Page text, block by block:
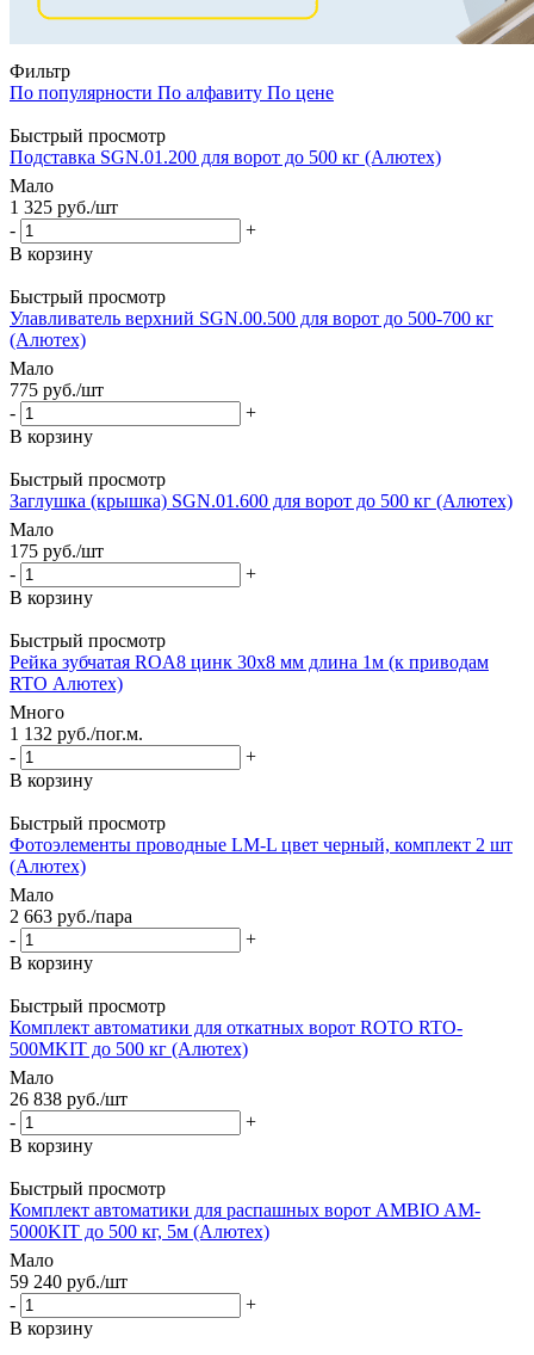
Фильтр
По популярности По алфавиту По цене
Быстрый просмотр
Подставка SGN.01.200 для ворот до 500 кг (Алютех)
Мало
1 325 руб./шт
-
+
В корзину
Быстрый просмотр
Улавливатель верхний SGN.00.500 для ворот до 500-700 кг
(Алютех)
Мало
775 руб./шт
-
+
В корзину
Быстрый просмотр
Заглушка (крышка) SGN.01.600 для ворот до 500 кг (Алютех)
Мало
175 руб./шт
-
+
В корзину
Быстрый просмотр
Рейка зубчатая ROA8 цинк 30x8 мм длина 1м (к приводам
RTO Алютех)
Много
1 132 руб./пог.м.
-
+
В корзину
Быстрый просмотр
Фотоэлементы проводные LM-L цвет черный, комплект 2 шт
(Алютех)
Мало
2 663 руб./пара
-
+
В корзину
Быстрый просмотр
Комплект автоматики для откатных ворот ROTO RTO-
500МKIT до 500 кг (Алютех)
Мало
26 838 руб./шт
-
+
В корзину
Быстрый просмотр
Комплект автоматики для распашных ворот AMBIO AM-
5000KIT до 500 кг, 5м (Алютех)
Мало
59 240 руб./шт
-
+
В корзину